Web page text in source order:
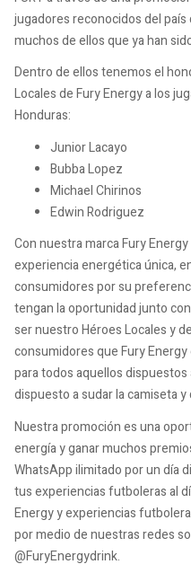
jugadores reconocidos del
muchos de ellos que ya han
Dentro de ellos tenemos el
Locales de Fury Energy a los
Honduras:
Junior Lacayo
Bubba Lopez
Michael Chirinos
Edwin Rodriguez
Con nuestra marca Fury
experiencia energética única,
consumidores por su
tengan la oportunidad junto
ser nuestro Héroes Locales y
consumidores que Fury
para todos aquellos dispuestos
dispuesto a sudar la camiseta
Nuestra promoción es una
energía y ganar muchos
WhatsApp ilimitado por un día
tus experiencias futboleras al
Energy y experiencias
por medio de nuestras redes
@FuryEnergydrink.